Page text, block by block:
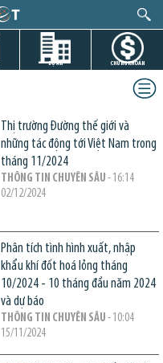
DỰ ÁN CHỨNG KHOÁN
Thị trường Đường thế giới và
những tác động tới Việt Nam trong
tháng 11/2024
THÔNG TIN CHUYÊN SÂU - 16:14
02/12/2024
Phân tích tình hình xuất, nhập
khẩu khí đốt hoá lỏng tháng
10/2024 - 10 tháng đầu năm 2024
và dự báo
THÔNG TIN CHUYÊN SÂU - 10:04
15/11/2024